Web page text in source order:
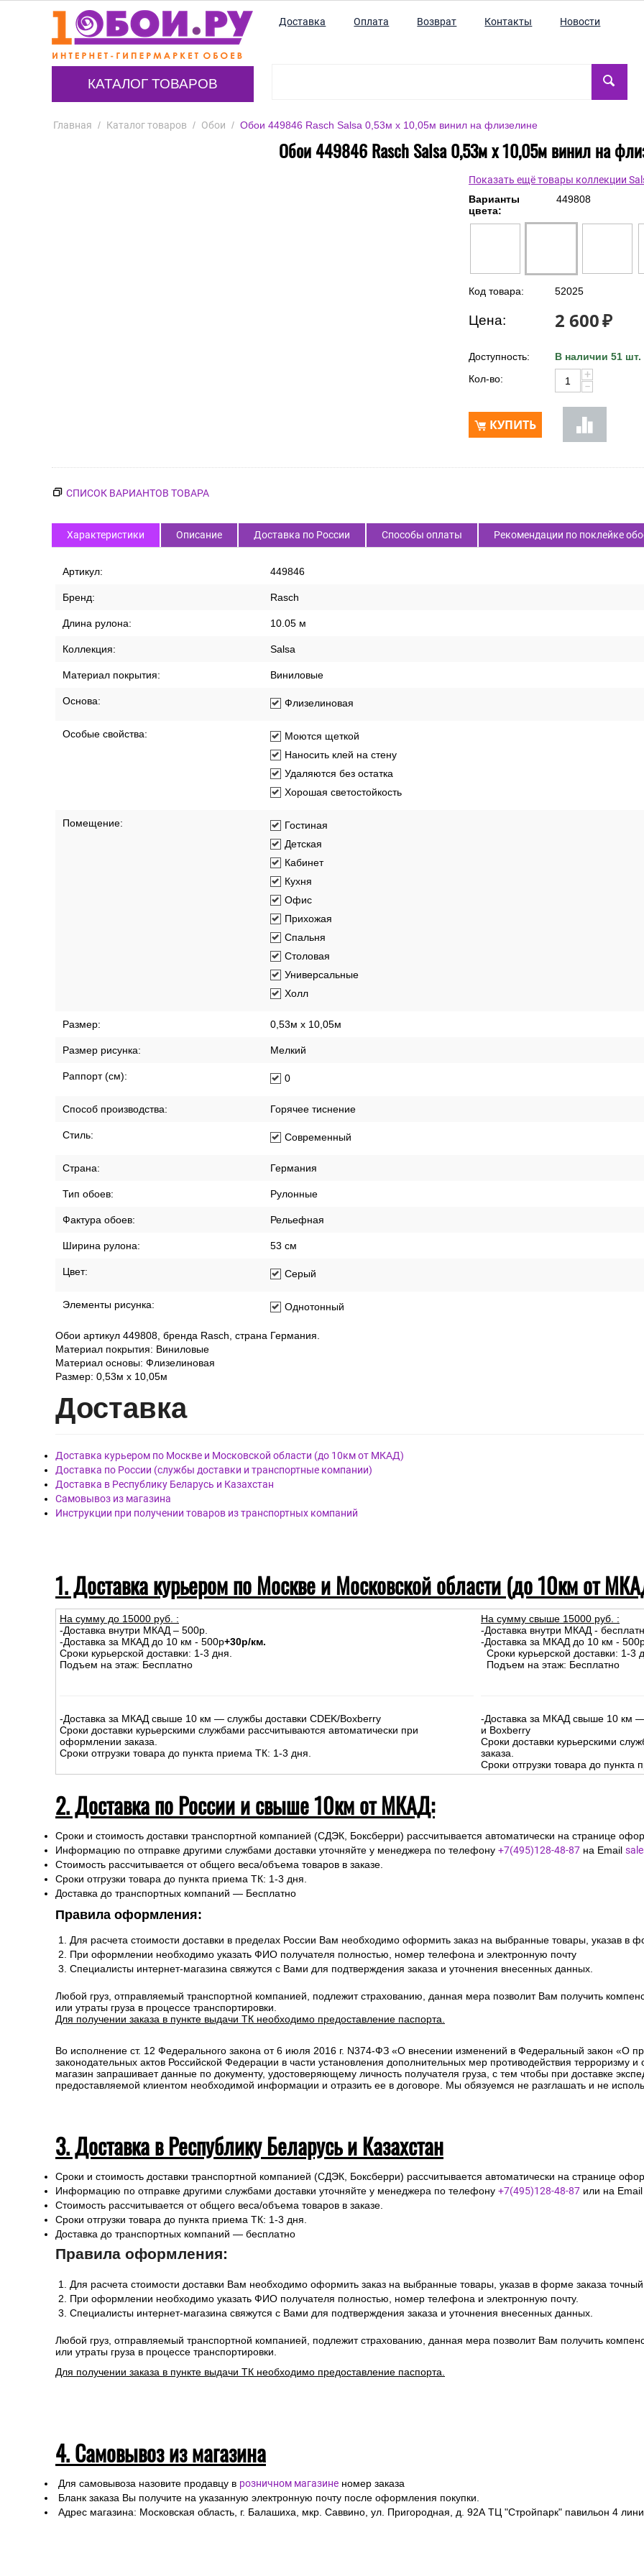
КАТАЛОГ ТОВАРОВ
Доставка Оплата Возврат Контакты Новости
Главная / Каталог товаров / Обои / Обои 449846 Rasch Salsa 0,53м x 10,05м винил на флизелине
Обои 449846 Rasch Salsa 0,53м x 10,05м винил на
Показать ещё товары коллекции
Варианты
цвета:
449808
Код товара: 52025
Цена: 2 600₽
Доступность:
В наличии 51 шт.
Кол-во:
+
−
КУПИТЬ
СПИСОК ВАРИАНТОВ ТОВАРА
Характеристики Описание Доставка по России Способы оплаты Рекомендации по поклейке
Артикул: 449846
Бренд: Rasch
Длина рулона: 10.05 м
Коллекция: Salsa
Материал покрытия: Виниловые
Основа: Флизелиновая
Особые свойства:
Моются щеткой
Наносить клей на стену
Удаляются без остатка
Хорошая светостойкость
Помещение:
Гостиная
Детская
Кабинет
Кухня
Офис
Прихожая
Спальня
Столовая
Универсальные
Холл
Размер: 0,53м x 10,05м
Размер рисунка: Мелкий
Раппорт (см): 0
Способ производства: Горячее тиснение
Стиль: Современный
Страна: Германия
Тип обоев: Рулонные
Фактура обоев: Рельефная
Ширина рулона: 53 см
Цвет: Серый
Элементы рисунка: Однотонный
Обои артикул 449808, бренда Rasch, страна Германия.
Материал покрытия: Виниловые
Материал основы: Флизелиновая
Размер: 0,53м x 10,05м
Доставка
Доставка курьером по Москве и Московской области (до 10км от МКАД)
Доставка по России (службы доставки и транспортные компании)
Доставка в Республику Беларусь и Казахстан
Самовывоз из магазина
Инструкции при получении товаров из транспортных компаний
1. Доставка курьером по Москве и Московской области (до 10км от
На сумму до 15000 руб. :
-Доставка внутри МКАД – 500р.
-Доставка за МКАД до 10 км - 500р+30р/км.
Сроки курьерской доставки: 1-3 дня.
Подъем на этаж: Бесплатно
-Доставка за МКАД свыше 10 км — службы доставки CDEK/Boxberry
Сроки доставки курьерскими службами рассчитываются автоматически при
оформлении заказа.
Сроки отгрузки товара до пункта приема ТК: 1-3 дня.
На сумму свыше 15000 руб. :
-Доставка внутри МКАД -
-Доставка за МКАД до 10 км -
Сроки курьерской доставки: 1-3
Подъем на этаж: Бесплатно
-Доставка за МКАД свыше 10 км —
и Boxberry
Сроки доставки курьерскими
заказа.
Сроки отгрузки товара до
2. Доставка по России и свыше 10км от МКАД:
Сроки и стоимость доставки транспортной компанией (СДЭК, Боксберри) рассчитывается автоматически на странице
Информацию по отправке другими службами доставки уточняйте у менеджера по телефону +7(495)128-48-87 на Email
Стоимость рассчитывается от общего веса/объема товаров в заказе.
Сроки отгрузки товара до пункта приема ТК: 1-3 дня.
Доставка до транспортных компаний — Бесплатно
Правила оформления:
Для расчета стоимости доставки в пределах России Вам необходимо оформить заказ на выбранные товары, указав в
При оформлении необходимо указать ФИО получателя полностью, номер телефона и электронную почту
Специалисты интернет-магазина свяжутся с Вами для подтверждения заказа и уточнения внесенных данных.
Любой груз, отправляемый транспортной компанией, подлежит страхованию, данная мера позволит Вам получить
или утраты груза в процессе транспортировки.
Для получении заказа в пункте выдачи ТК необходимо предоставление паспорта.
Во исполнение ст. 12 Федерального закона от 6 июля 2016 г. N374-ФЗ «О внесении изменений в Федеральный закон «О
законодательных актов Российской Федерации в части установления дополнительных мер противодействия терроризму
магазин запрашивает данные по документу, удостоверяющему личность получателя груза, с тем чтобы при доставке
предоставляемой клиентом необходимой информации и отразить ее в договоре. Мы обязуемся не разглашать и не
3. Доставка в Республику Беларусь и Казахстан
Сроки и стоимость доставки транспортной компанией (СДЭК, Боксберри) рассчитывается автоматически на странице
Информацию по отправке другими службами доставки уточняйте у менеджера по телефону +7(495)128-48-87 или на
Стоимость рассчитывается от общего веса/объема товаров в заказе.
Сроки отгрузки товара до пункта приема ТК: 1-3 дня.
Доставка до транспортных компаний — бесплатно
Правила оформления:
Для расчета стоимости доставки Вам необходимо оформить заказ на выбранные товары, указав в форме заказа
При оформлении необходимо указать ФИО получателя полностью, номер телефона и электронную почту.
Специалисты интернет-магазина свяжутся с Вами для подтверждения заказа и уточнения внесенных данных.
Любой груз, отправляемый транспортной компанией, подлежит страхованию, данная мера позволит Вам получить
или утраты груза в процессе транспортировки.
Для получении заказа в пункте выдачи ТК необходимо предоставление паспорта.
4. Самовывоз из магазина
Для самовывоза назовите продавцу в розничном магазине номер заказа
Бланк заказа Вы получите на указанную электронную почту после оформления покупки.
Адрес магазина: Московская область, г. Балашиха, мкр. Саввино, ул. Пригородная, д. 92А ТЦ "Стройпарк" павильон 4